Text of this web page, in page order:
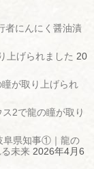
者にんにく醤油漬
上げられました 20
が取り上げられ
2で龍の瞳が取り
阜県知事①｜龍の
未来 2026年4月6